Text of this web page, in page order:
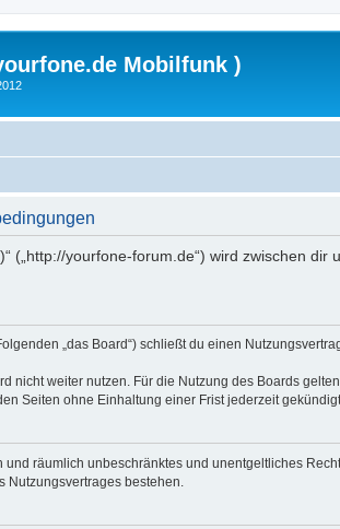
Mobilfunk )
yourfone-forum.de“) wird zwischen
„das Board“) schließt du einen
nicht weiter nutzen. Für die Nutzung des Boards
Seiten ohne Einhaltung einer Frist jederzeit
räumlich unbeschränktes und unentgeltliches
Nutzungsvertrages bestehen.